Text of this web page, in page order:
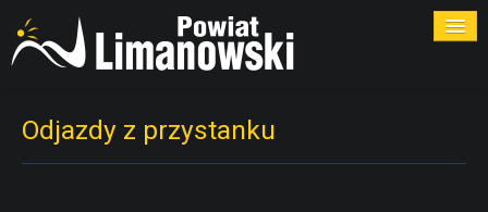
PRZYSTANKI
Odjazdy z przystanku